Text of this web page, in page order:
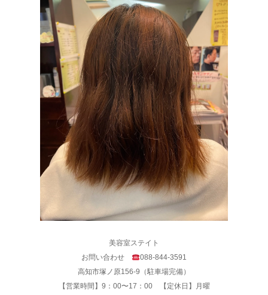
美容室ステイト
お問い合わせ
088-844-3591
高知市塚ノ原156-9（駐車場完備）
【営業時間】9：00〜17：00 【定休日】月曜